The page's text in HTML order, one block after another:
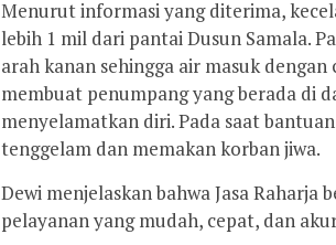
Menurut informasi yang diterima,
lebih 1 mil dari pantai Dusun Samala.
arah kanan sehingga air masuk
membuat penumpang yang berada di
menyelamatkan diri. Pada saat
tenggelam dan memakan korban jiwa.
Dewi menjelaskan bahwa Jasa
pelayanan yang mudah, cepat, dan